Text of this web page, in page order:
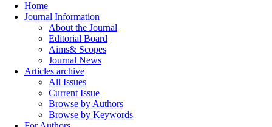
Home
Journal Information
About the Journal
Editorial Board
Aims& Scopes
Journal News
Articles archive
All Issues
Current Issue
Browse by Authors
Browse by Keywords